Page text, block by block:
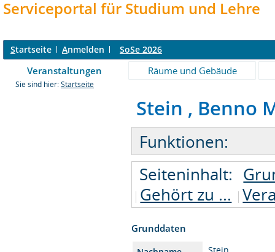
Serviceportal für Studium und Lehre
Startseite Anmelden SoSe 2026
Veranstaltungen Räume und Gebäude
Sie sind hier: Startseite
Stein , Benno
Funktionen:
Seiteninhalt:
Gehört zu ...
Grunddaten
Stein